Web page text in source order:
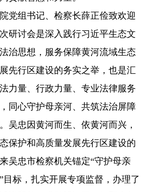
组书记、检察长薛正俭致欢迎
研讨会是深入践行习近平生态文
治思想，服务保障黄河流域生态
先行区建设的务实之举，也是汇
力量、行政力量、专业法律服务
同心守护母亲河、共筑法治屏障
吴忠因黄河而生、依黄河而兴，
保护和高质量发展先行区建设的
吴忠市检察机关锚定“守护母亲
目标，扎实开展专项监督，办理了